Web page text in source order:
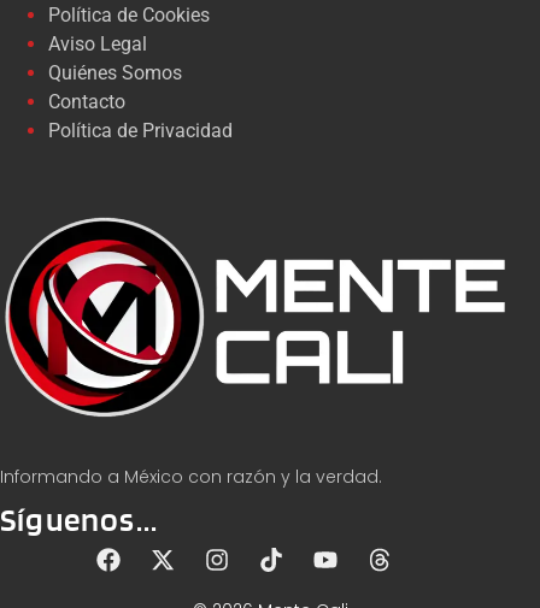
Informando a México con razón y la verdad.
Síguenos...
Política de Cookies
Aviso Legal
Quiénes Somos
Contacto
Política de Privacidad